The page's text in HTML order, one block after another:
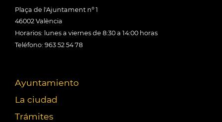
Plaça de l'Ajuntament nº 1
46002 València
Horarios: lunes a viernes de 8:30 a 14:00 horas
Teléfono: 963 52 54 78
Ayuntamiento
La ciudad
Trámites